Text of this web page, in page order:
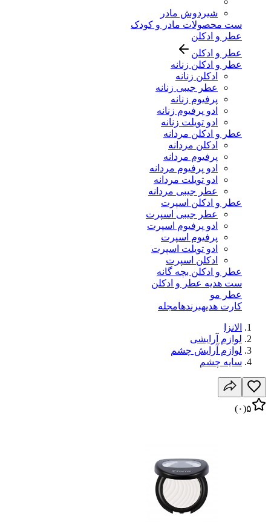
شیردوش مادر
ست محصولات مادر و کودک
عطر و ادکلن
عطر و ادکلن
عطر و ادکلن زنانه
ادکلن زنانه
عطر جیبی زنانه
پرفیوم زنانه
ادو پرفیوم زنانه
ادو تویلت زنانه
عطر و ادکلن مردانه
ادکلن مردانه
پرفیوم مردانه
ادو پرفیوم مردانه
ادو تویلت مردانه
عطر جیبی مردانه
عطر و ادکلن اسپرت
عطر جیبی اسپرت
ادو پرفیوم اسپرت
پرفیوم اسپرت
ادو تویلت اسپرت
ادکلن اسپرت
عطر و ادکلن بچه گانه
ست هدیه عطر و ادکلن
عطر مو
کارت هدیهبرندهامجله
الانزا
لوازم آرایشی
لوازم آرایش چشم
سایه چشم
۵(۰)